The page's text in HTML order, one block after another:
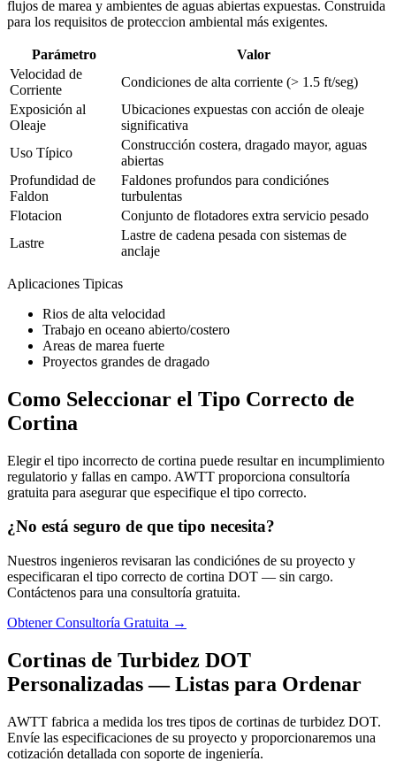
flujos de marea y ambientes de aguas abiertas expuestas. Construida
para los requisitos de proteccion ambiental más exigentes.
Parámetro
Valor
Velocidad de
Corriente
Condiciones de alta corriente (> 1.5 ft/seg)
Exposición al
Oleaje
Ubicaciones expuestas con acción de oleaje
significativa
Uso Típico
Construcción costera, dragado mayor, aguas
abiertas
Profundidad de
Faldon
Faldones profundos para condiciónes
turbulentas
Flotacion
Conjunto de flotadores extra servicio pesado
Lastre
Lastre de cadena pesada con sistemas de
anclaje
Aplicaciones Tipicas
Rios de alta velocidad
Trabajo en oceano abierto/costero
Areas de marea fuerte
Proyectos grandes de dragado
Como Seleccionar el Tipo Correcto de
Cortina
Elegir el tipo incorrecto de cortina puede resultar en incumplimiento
regulatorio y fallas en campo. AWTT proporciona consultoría
gratuita para asegurar que especifique el tipo correcto.
¿No está seguro de que tipo necesita?
Nuestros ingenieros revisaran las condiciónes de su proyecto y
especificaran el tipo correcto de cortina DOT — sin cargo.
Contáctenos para una consultoría gratuita.
Obtener Consultoría Gratuita →
Cortinas de Turbidez DOT
Personalizadas — Listas para Ordenar
AWTT fabrica a medida los tres tipos de cortinas de turbidez DOT.
Envíe las especificaciones de su proyecto y proporcionaremos una
cotización detallada con soporte de ingeniería.